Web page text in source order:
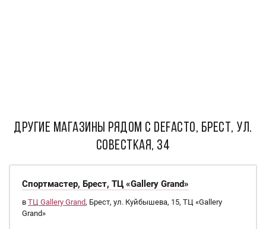
ДРУГИЕ МАГАЗИНЫ РЯДОМ С DEFACTO, БРЕСТ, УЛ.
СОВЕСТКАЯ, 34
Спортмастер, Брест, ТЦ «Gallery Grand»
в ТЦ Gallery Grand, Брест, ул. Куйбышева, 15, ТЦ «Gallery
Grand»